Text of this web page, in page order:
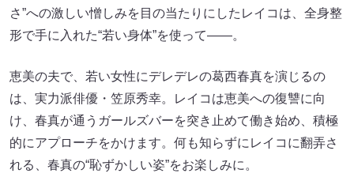
さ”への激しい憎しみを目の当たりにしたレイコは、全身整
形で手に入れた“若い身体”を使って――。
恵美の夫で、若い女性にデレデレの葛西春真を演じるの
は、実力派俳優・笠原秀幸。レイコは恵美への復讐に向
け、春真が通うガールズバーを突き止めて働き始め、積極
的にアプローチをかけます。何も知らずにレイコに翻弄さ
れる、春真の“恥ずかしい姿”をお楽しみに。